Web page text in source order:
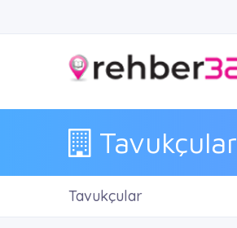
Tavukçular
Tavukçular